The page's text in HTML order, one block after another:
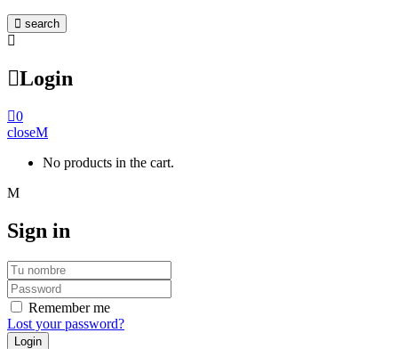
search
Login
0
close
No products in the cart.
Sign in
Remember me
Lost your password?